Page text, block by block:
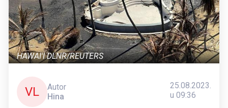
HAWAI'I DLNR/REUTERS
VL
Autor
Hina
25.08.2023.
u 09:36